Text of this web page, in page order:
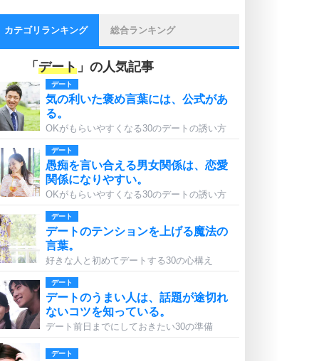
カテゴリランキング 総合ランキング
「 デート 」の人気記事
デート
気の利いた褒め言葉には、公式があ
る。
OKがもらいやすくなる30のデートの誘い方
デート
愚痴を言い合える男女関係は、恋愛
関係になりやすい。
OKがもらいやすくなる30のデートの誘い方
デート
デートのテンションを上げる魔法の
言葉。
好きな人と初めてデートする30の心構え
デート
デートのうまい人は、話題が途切れ
ないコツを知っている。
デート前日までにしておきたい30の準備
デート